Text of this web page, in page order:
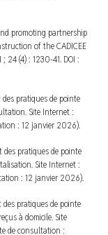
promoting partnership
of the CADICEE
24 (4) : 1230-41. DOI :
prati­ques de pointe
. Site Internet :
: 12 janvier 2026).
des pratiques de pointe
. Site Internet :
: 12 janvier 2026).
pratiques de pointe
à domicile. Site
de consultation :